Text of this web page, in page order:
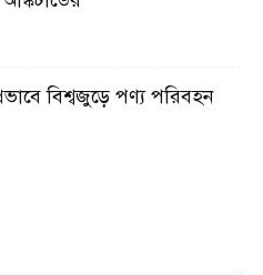
বিশ্বজুড়ে পণ্য পরিবহন